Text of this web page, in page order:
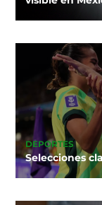
DEPORTES
Selecciones